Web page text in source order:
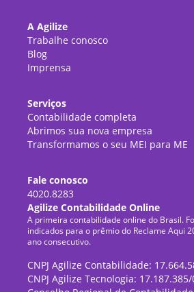
A Agilize
Trabalhe conosco
Blog
Imprensa
Serviços
Contabilidade completa
Abrimos sua nova empresa
Transformamos o seu MEI para ME
Fale conosco
4020.8283
Agilize Contabilidade Online
A primeira contabilidade online do Brasil.
indicados para o prêmio do Reclame Aqui
ano consecutivo.
CNPJ Agilize Contabilidade:
CNPJ Agilize Tecnologia: